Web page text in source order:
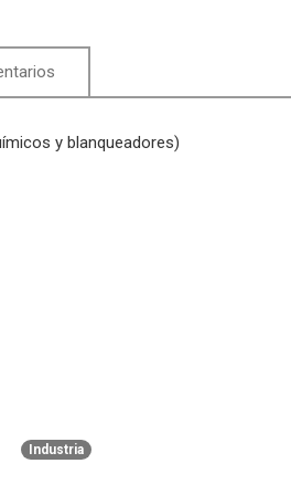
y blanqueadores)
Industria